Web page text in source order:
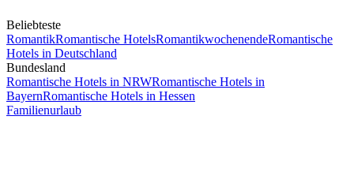
Beliebteste
RomantikRomantische HotelsRomantikwochenendeRomantische
Hotels in Deutschland
Bundesland
Romantische Hotels in NRWRomantische Hotels in
BayernRomantische Hotels in Hessen
Familienurlaub